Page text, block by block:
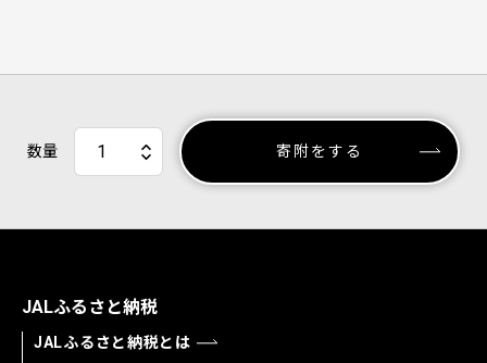
数量 寄附をする
JALふるさと納税
JALふるさと納税とは